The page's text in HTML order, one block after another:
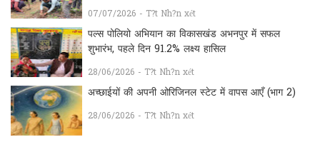
07/07/2026 - T?t Nh?n xét
पल्स पोलियो अभियान का विकासखंड अभनपुर में सफल
शुभारंभ, पहले दिन 91.2% लक्ष्य हासिल
28/06/2026 - T?t Nh?n xét
अच्छाईयों की अपनी ओरिजिनल स्टेट में वापस आएँ (भाग 2)
28/06/2026 - T?t Nh?n xét